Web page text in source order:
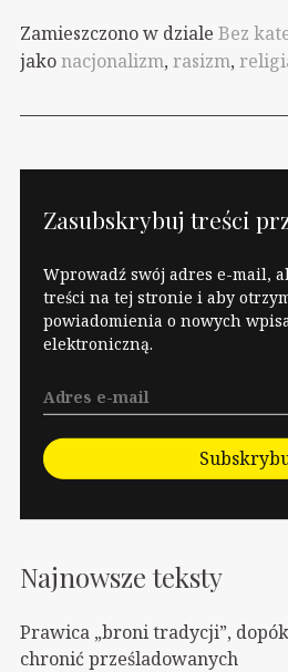
Zamieszczono w dziale Bez
jakonacjonalizm, rasizm,
Zasubskrybuj treści
Wprowadź swój adres e-mail,
treści na tej stronie i aby
powiadomienia o nowych
elektroniczną.
Najnowsze teksty
Prawica „broni tradycji”,
chronić prześladowanych